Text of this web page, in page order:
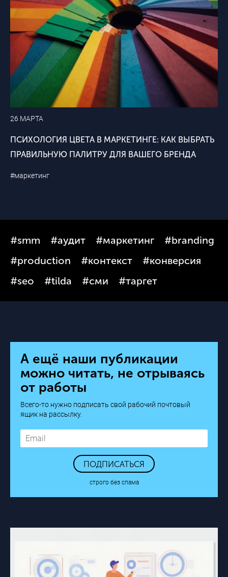
26 МАРТА
ПСИХОЛОГИЯ ЦВЕТА В МАРКЕТИНГЕ: КАК ВЫБРАТЬ
ПРАВИЛЬНУЮ ПАЛИТРУ ДЛЯ ВАШЕГО БРЕНДА
#маркетинг
#smm #аудит #маркетинг
#branding
#production
#контекст
#конверсия
#seo
#tilda #сми #таргет
А ещё наши публикации
можно читать, не отрываясь
от работы
Всего-то нужно подписать свой рабочий почтовый
ящик на рассылку.
ПОДПИСАТЬСЯ
строго без спама